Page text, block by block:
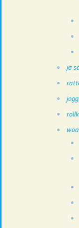
ja